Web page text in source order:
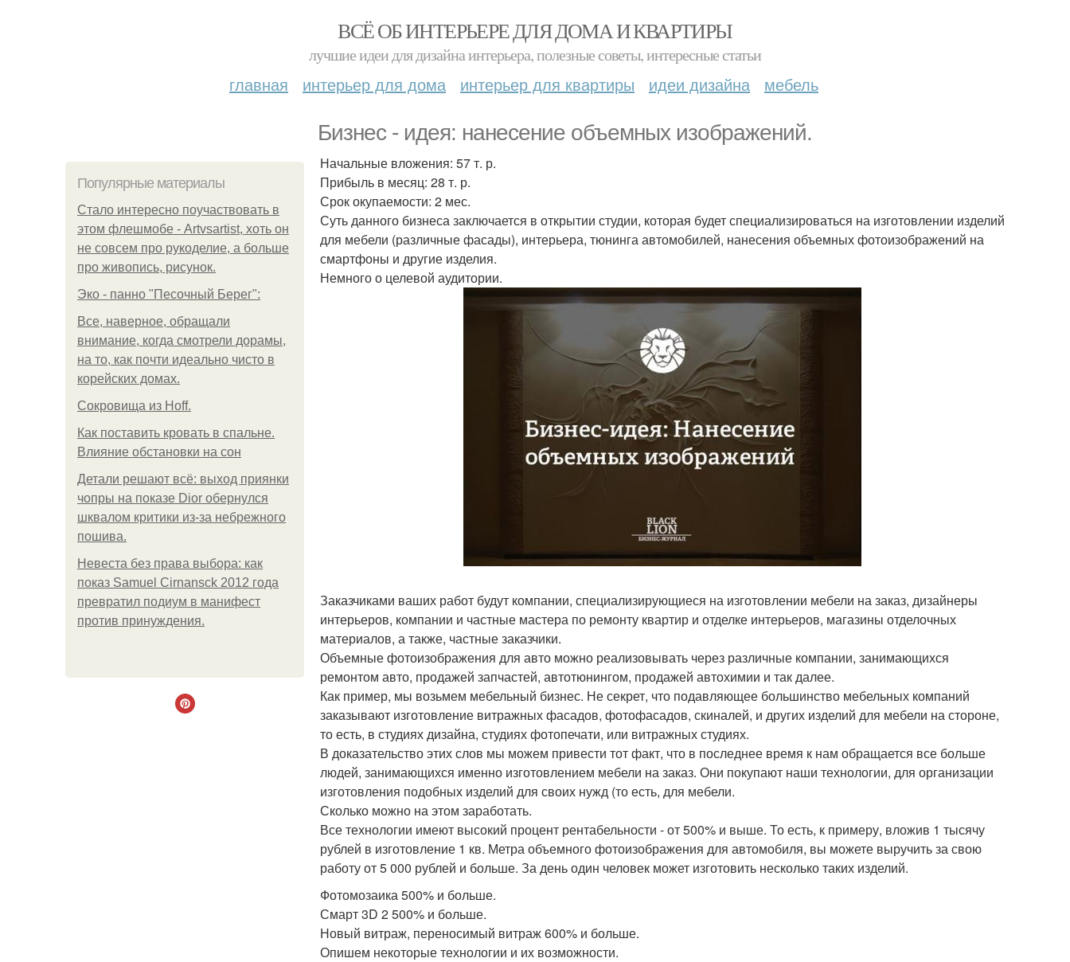
ВСЁ ОБ ИНТЕРЬЕРЕ ДЛЯ ДОМА И КВАРТИРЫ
лучшие идеи для дизайна интерьера, полезные советы, интересные статьи
главная интерьер для дома интерьер для квартиры идеи дизайна мебель
Бизнес - идея: нанесение объемных изображений.
Популярные материалы
Стало интересно поучаствовать в
этом флешмобе - Artvsartist, хоть он
не совсем про рукоделие, а больше
про живопись, рисунок.
Эко - панно "Песочный Берег":
Все, наверное, обращали
внимание, когда смотрели дорамы,
на то, как почти идеально чисто в
корейских домах.
Сокровища из Hoff.
Как поставить кровать в спальне.
Влияние обстановки на сон
Детали решают всё: выход приянки
чопры на показе Dior обернулся
шквалом критики из-за небрежного
пошива.
Невеста без права выбора: как
показ Samuel Cirnansck 2012 года
превратил подиум в манифест
против принуждения.
Начальные вложения: 57 т. р.
Прибыль в месяц: 28 т. р.
Срок окупаемости: 2 мес.
Суть данного бизнеса заключается в открытии студии, которая будет специализироваться на изготовлении изделий
для мебели (различные фасады), интерьера, тюнинга автомобилей, нанесения объемных фотоизображений на
смартфоны и другие изделия.
Немного о целевой аудитории.
Заказчиками ваших работ будут компании, специализирующиеся на изготовлении мебели на заказ, дизайнеры
интерьеров, компании и частные мастера по ремонту квартир и отделке интерьеров, магазины отделочных
материалов, а также, частные заказчики.
Объемные фотоизображения для авто можно реализовывать через различные компании, занимающихся
ремонтом авто, продажей запчастей, автотюнингом, продажей автохимии и так далее.
Как пример, мы возьмем мебельный бизнес. Не секрет, что подавляющее большинство мебельных компаний
заказывают изготовление витражных фасадов, фотофасадов, скиналей, и других изделий для мебели на стороне,
то есть, в студиях дизайна, студиях фотопечати, или витражных студиях.
В доказательство этих слов мы можем привести тот факт, что в последнее время к нам обращается все больше
людей, занимающихся именно изготовлением мебели на заказ. Они покупают наши технологии, для организации
изготовления подобных изделий для своих нужд (то есть, для мебели.
Сколько можно на этом заработать.
Все технологии имеют высокий процент рентабельности - от 500% и выше. То есть, к примеру, вложив 1 тысячу
рублей в изготовление 1 кв. Метра объемного фотоизображения для автомобиля, вы можете выручить за свою
работу от 5 000 рублей и больше. За день один человек может изготовить несколько таких изделий.
Фотомозаика 500% и больше.
Смарт 3D 2 500% и больше.
Новый витраж, переносимый витраж 600% и больше.
Опишем некоторые технологии и их возможности.